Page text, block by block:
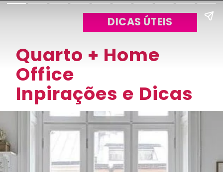
Quarto + Home
Office
Inpirações e Dicas
DICAS ÚTEIS